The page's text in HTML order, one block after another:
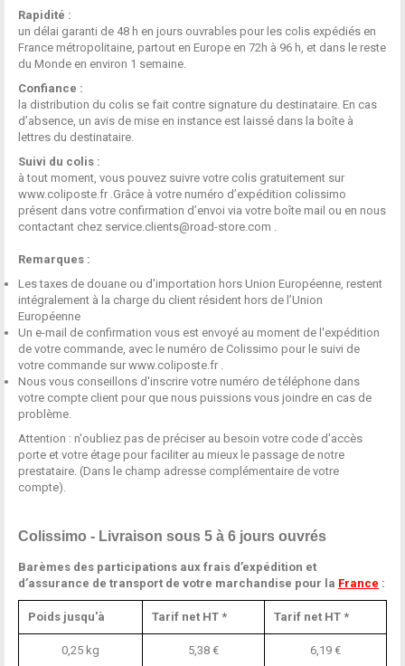
Rapidité :
un délai garanti de 48 h en jours ouvrables pour les colis expédiés en
France métropolitaine, partout en Europe en 72h à 96 h, et dans le reste
du Monde en environ 1 semaine.
Confiance :
la distribution du colis se fait contre signature du destinataire. En cas
d’absence, un avis de mise en instance est laissé dans la boîte à
lettres du destinataire.
Suivi du colis :
à tout moment, vous pouvez suivre votre colis gratuitement sur
www.coliposte.fr .Grâce à votre numéro d’expédition colissimo
présent dans votre confirmation d’envoi via votre boîte mail ou en nous
contactant chez service.clients@road-store.com
Remarques :
Les taxes de douane ou d'importation hors Union Européenne, restent
intégralement à la charge du client résident hors de l’Union
Européenne
Un e-mail de confirmation vous est envoyé au moment de l'expédition
de votre commande, avec le numéro de Colissimo pour le suivi de
votre commande sur www.coliposte.fr
Nous vous conseillons d'inscrire votre numéro de téléphone dans
votre compte client pour que nous puissions vous joindre en cas de
problème.
Attention : n'oubliez pas de préciser au besoin votre code d'accès
porte et votre étage pour faciliter au mieux le passage de notre
prestataire. (Dans le champ adresse complémentaire de votre
compte).
Colissimo - Livraison sous 5 à 6 jours ouvrés
Barèmes des participations aux frais d’expédition et
d’assurance de transport de votre marchandise pour la France :
Poids jusqu'à Tarif net HT * Tarif net HT *
0,25 kg 5,38 € 6,19 €